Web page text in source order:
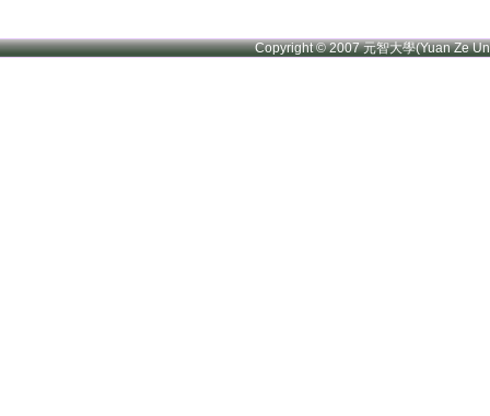
Copyright © 2007 元智大學(Yuan Ze